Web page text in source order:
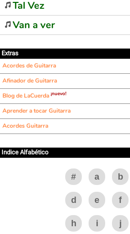
Tal Vez
Van a ver
Extras
Acordes de Guitarra
Afinador de Guitarra
Blog de LaCuerda ¡nuevo!
Aprender a tocar Guitarra
Acordes Guitarra
Indice Alfabético
# a b
d e f
h i j